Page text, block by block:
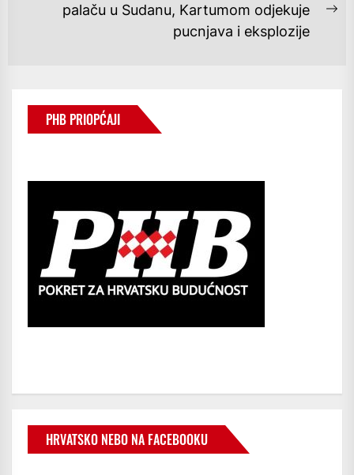
palaču u Sudanu, Kartumom odjekuje
pucnjava i eksplozije
PHB PRIOPĆAJI
HRVATSKO NEBO NA FACEBOOKU